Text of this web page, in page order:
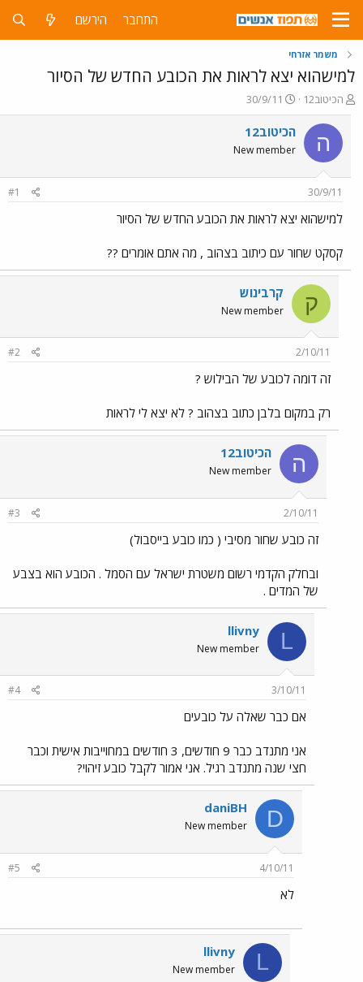
התחבר הירשם
משמר אזרחי
למישהוא יצא לראות את הכובע החדש של הסיור
פ
ו
ת
ח
ה
ש
א
הכיטוב12
פ
ו
ר
ס
ם
ר
30/9/11
ה הכיטוב12
New member
30/9/11
#1
למישהוא יצא לראות את הכובע החדש של הסיור
קסקט שחור עם כיתוב בצהוב , מה אתם אומרים ??
ק קרבינוש
New member
2/10/11
#2
זה דומה לכובע של הבילוש ?
רק במקום בלבן כתוב בצהוב ? לא יצא לי לראות
ה הכיטוב12
New member
2/10/11
#3
זה כובע שחור מסיבי ( כמו כובע בייסבול)
ובחלק הקדמי רשום משטרת ישראל עם הסמל . הכובע הוא בצבע
של המדים .
L
llivny
New member
3/10/11
#4
אם כבר שאלה על כובעים
אני מתנדב כבר 9 חודשים, 3 חודשים במחוייבות אישית וכבר
חצי שנה מתנדב רגיל. אני אמור לקבל כובע זיהוי?
D
daniBH
New member
4/10/11
#5
לא
L
llivny
New member